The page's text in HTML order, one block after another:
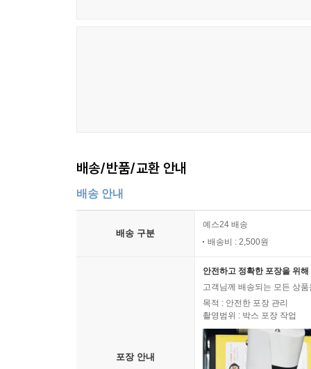
배송/반품/교환 안내
배송 안내
배송 구분
예스24 배송
배송비 : 2,500원
포장 안내
안전하고 정확한 포장을 위
고객님께 배송되는 모든 상
목적 : 안전한 포장 관리
촬영범위 : 박스 포장 작업